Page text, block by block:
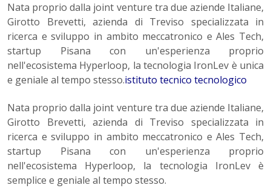
Nata proprio dalla joint venture tra due aziende Italiane,
Girotto Brevetti, azienda di Treviso specializzata in
ricerca e sviluppo in ambito meccatronico e Ales Tech,
startup Pisana con un'esperienza proprio
nell'ecosistema Hyperloop, la tecnologia IronLev è unica
e geniale al tempo stesso.istituto tecnico tecnologico
Nata proprio dalla joint venture tra due aziende Italiane,
Girotto Brevetti, azienda di Treviso specializzata in
ricerca e sviluppo in ambito meccatronico e Ales Tech,
startup Pisana con un'esperienza proprio
nell'ecosistema Hyperloop, la tecnologia IronLev è
semplice e geniale al tempo stesso.